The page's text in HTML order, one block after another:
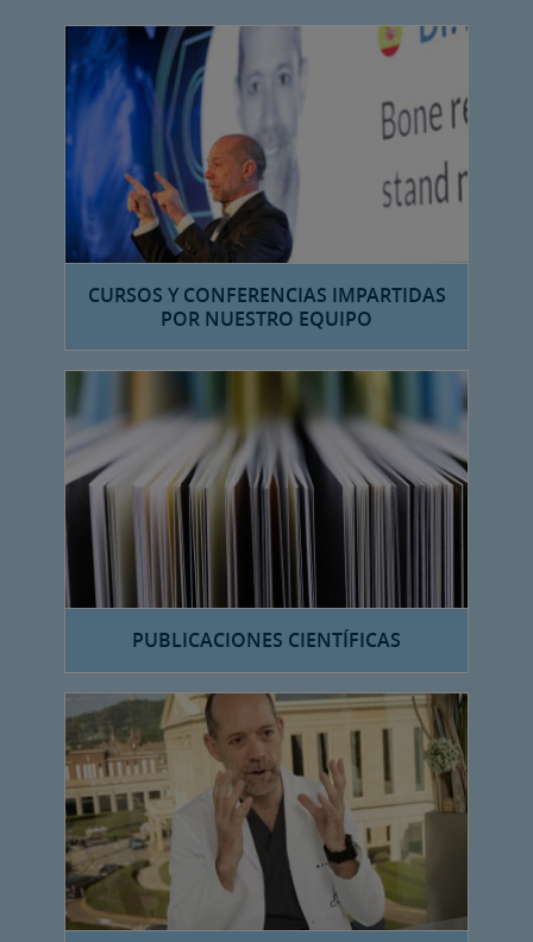
CURSOS Y CONFERENCIAS IMPARTIDAS
POR NUESTRO EQUIPO
PUBLICACIONES CIENTÍFICAS